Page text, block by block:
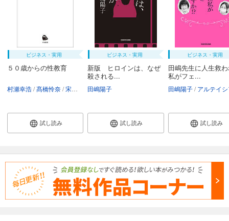
ビジネス・実用
５０歳からの性教育
村瀬幸浩 髙橋怜奈 宋美玄 太田啓子 斉藤章佳 田嶋陽子
試し読み
ビジネス・実用
新版 ヒロインは、なぜ
殺される...
田嶋陽子
試し読み
ビジネス・実用
田嶋先生に人生救
私がフェ...
田嶋陽子 アルテイ
試し読み